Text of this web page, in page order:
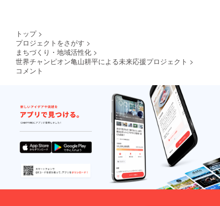
までとさせて頂
観点から50名が
ゆったり入るス
ペース及び講演
時、亀山耕平選
手との距離を十
分取れる場所か
事前に確認させ
て頂き、講演会
場によっては人
数制限をさせて
頂く場合もござ
いますので、予
めご了承くださ
い。 体育館での
トップ >
プロジェクトをさがす >
まちづくり・地域活性化 >
世界チャンピオン亀山耕平による未来応援プロジェクト >
コメント